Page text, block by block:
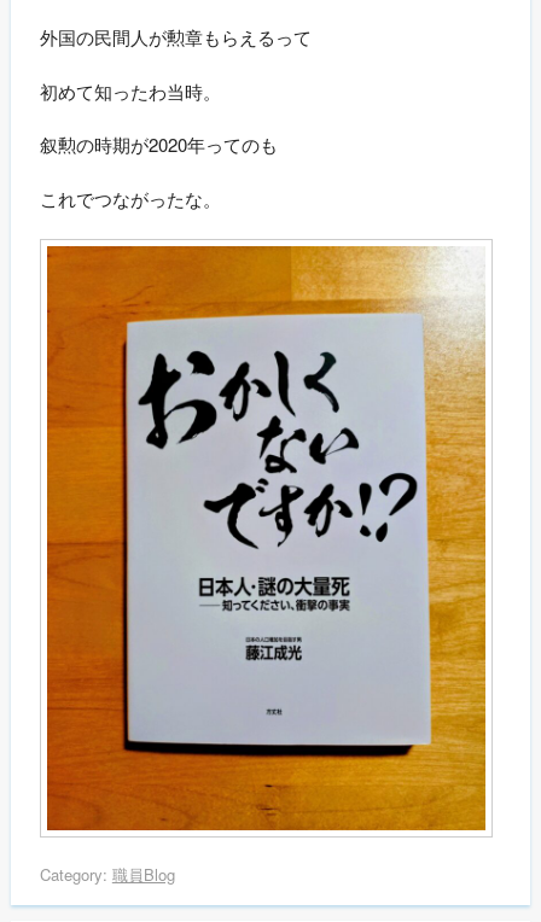
外国の民間人が勲章もらえるって
初めて知ったわ当時。
叙勲の時期が2020年ってのも
これでつながったな。
Category: 職員Blog